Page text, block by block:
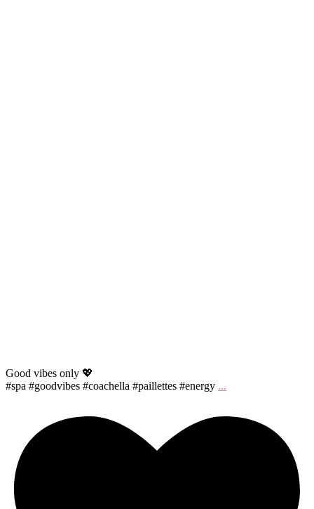
Good vibes only 💖
#spa #goodvibes #coachella #paillettes #energy ...